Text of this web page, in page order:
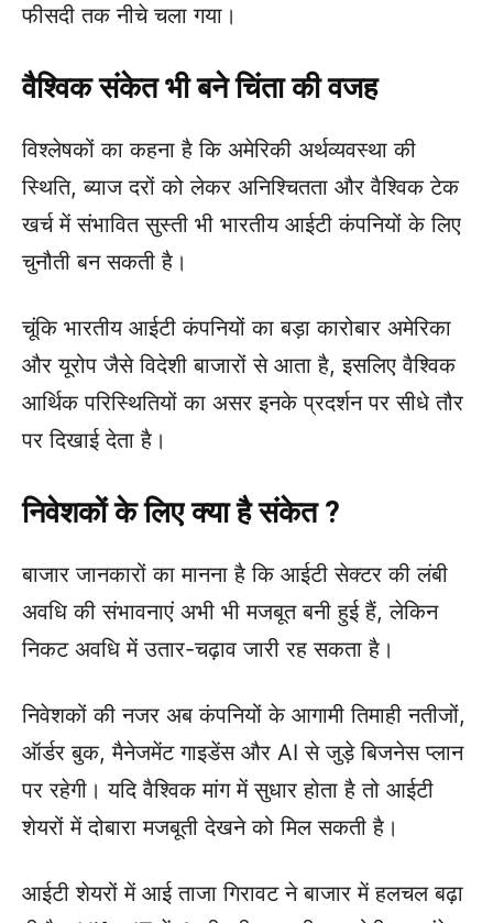
फीसदी तक नीचे चला गया।
वैश्विक संकेत भी बने चिंता की वजह
विश्लेषकों का कहना है कि अमेरिकी अर्थव्यवस्था की
स्थिति, ब्याज दरों को लेकर अनिश्चितता और वैश्विक टेक
खर्च में संभावित सुस्ती भी भारतीय आईटी कंपनियों के लिए
चुनौती बन सकती है।
चूंकि भारतीय आईटी कंपनियों का बड़ा कारोबार अमेरिका
और यूरोप जैसे विदेशी बाजारों से आता है, इसलिए वैश्विक
आर्थिक परिस्थितियों का असर इनके प्रदर्शन पर सीधे तौर
पर दिखाई देता है।
निवेशकों के लिए क्या है संकेत ?
बाजार जानकारों का मानना है कि आईटी सेक्टर की लंबी
अवधि की संभावनाएं अभी भी मजबूत बनी हुई हैं, लेकिन
निकट अवधि में उतार-चढ़ाव जारी रह सकता है।
निवेशकों की नजर अब कंपनियों के आगामी तिमाही नतीजों,
ऑर्डर बुक, मैनेजमेंट गाइडेंस और AI से जुड़े बिजनेस प्लान
पर रहेगी। यदि वैश्विक मांग में सुधार होता है तो आईटी
शेयरों में दोबारा मजबूती देखने को मिल सकती है।
आईटी शेयरों में आई ताजा गिरावट ने बाजार में हलचल बढ़ा